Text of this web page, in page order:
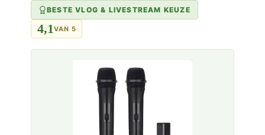
BESTE VLOG & LIVESTREAM KEUZE
4,1VAN 5